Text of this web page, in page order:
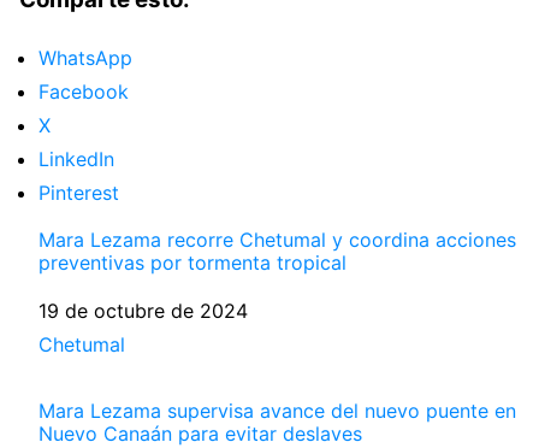
WhatsApp
Facebook
X
LinkedIn
Pinterest
Mara Lezama recorre Chetumal y coordina acciones
preventivas por tormenta tropical
Fecha
19 de octubre de 2024
Respecto a
Chetumal
Mara Lezama supervisa avance del nuevo puente en
Nuevo Canaán para evitar deslaves